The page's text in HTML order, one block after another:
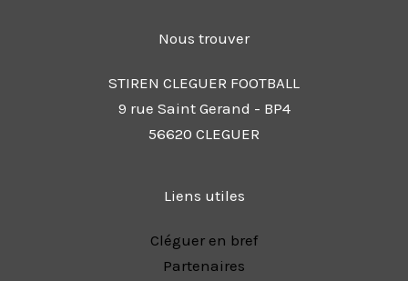
Nous trouver
STIREN CLEGUER FOOTBALL
9 rue Saint Gerand - BP4
56620 CLEGUER
Liens utiles
Cléguer en bref
Partenaires